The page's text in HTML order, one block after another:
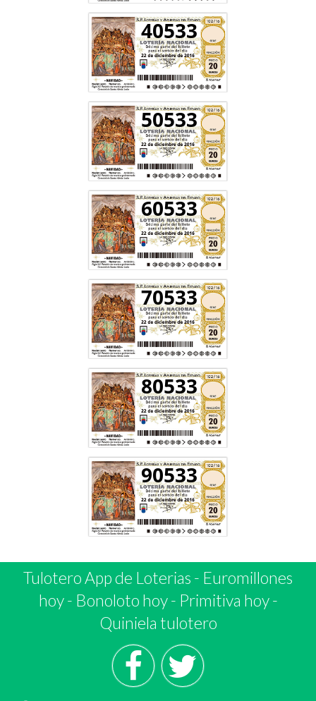
40533
50533
60533
70533
80533
90533
Tulotero App de Loterias - Euromillones
hoy- Bonoloto hoy- Primitiva hoy-
Quiniela tulotero